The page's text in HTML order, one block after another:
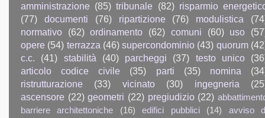
amministrazione (85) tribunale (82) risparmio
(77)
documenti (76) ripartizione (76) modulistica
normativo
(62) ordinamento (62) comuni (60) uso
opere (54) terrazza (46) supercondominio (43) quorum
c.c.
(41) stabilità (40) parcheggi (37) testo unico
articolo codice civile
(35) parti (35) nomina
ristrutturazione
(33) vicinato (30) ingegneria
ascensore (22) geometri (22) pregiudizio (22)
barriere architettoniche
(16) edifici pubblici (14)
avviso